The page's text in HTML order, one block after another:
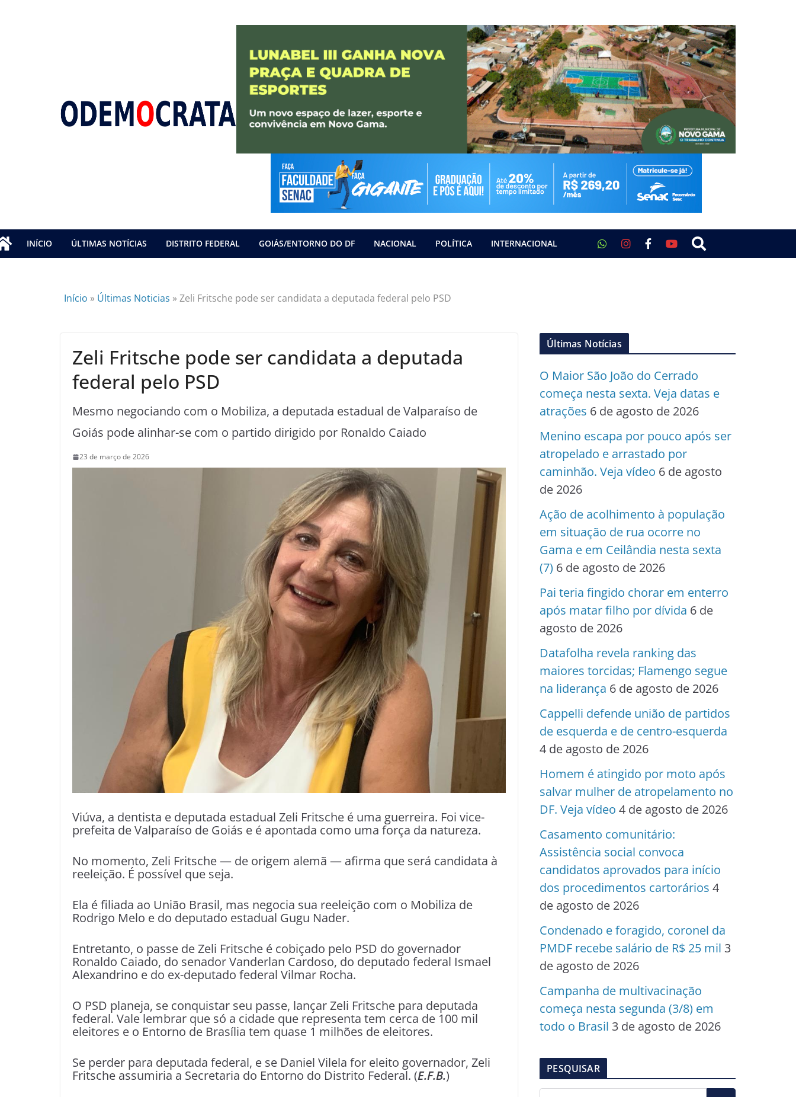
INÍCIO ÚLTIMAS NOTÍCIAS DISTRITO FEDERAL GOIÁS/ENTORNO DO DF NACIONAL POLÍTICA INTERNACIONAL
Início » Últimas Noticias »Zeli Fritsche pode ser candidata a deputada federal pelo PSD
Zeli Fritsche pode ser candidata a deputada
federal pelo PSD
Mesmo negociando com o Mobiliza, a deputada estadual de Valparaíso de
Goiás pode alinhar-se com o partido dirigido por Ronaldo Caiado
23 de março de 2026
Viúva, a dentista e deputada estadual Zeli Fritsche é uma guerreira. Foi vice-
prefeita de Valparaíso de Goiás e é apontada como uma força da natureza.
No momento, Zeli Fritsche — de origem alemã — afirma que será candidata à
reeleição. É possível que seja.
Ela é filiada ao União Brasil, mas negocia sua reeleição com o Mobiliza de
Rodrigo Melo e do deputado estadual Gugu Nader.
Entretanto, o passe de Zeli Fritsche é cobiçado pelo PSD do governador
Ronaldo Caiado, do senador Vanderlan Cardoso, do deputado federal Ismael
Alexandrino e do ex-deputado federal Vilmar Rocha.
O PSD planeja, se conquistar seu passe, lançar Zeli Fritsche para deputada
federal. Vale lembrar que só a cidade que representa tem cerca de 100 mil
eleitores e o Entorno de Brasília tem quase 1 milhões de eleitores.
Se perder para deputada federal, e se Daniel Vilela for eleito governador, Zeli
Fritsche assumiria a Secretaria do Entorno do Distrito Federal. (E.F.B.)
Últimas Notícias
O Maior São João do Cerrado
começa nesta sexta. Veja datas e
atrações 6 de agosto de 2026
Menino escapa por pouco após ser
atropelado e arrastado por
caminhão. Veja vídeo 6 de agosto
de 2026
Ação de acolhimento à população
em situação de rua ocorre no
Gama e em Ceilândia nesta sexta
(7) 6 de agosto de 2026
Pai teria fingido chorar em enterro
após matar filho por dívida 6 de
agosto de 2026
Datafolha revela ranking das
maiores torcidas; Flamengo segue
na liderança 6 de agosto de 2026
Cappelli defende união de partidos
de esquerda e de centro-esquerda
4 de agosto de 2026
Homem é atingido por moto após
salvar mulher de atropelamento no
DF. Veja vídeo 4 de agosto de 2026
Casamento comunitário:
Assistência social convoca
candidatos aprovados para início
dos procedimentos cartorários 4
de agosto de 2026
Condenado e foragido, coronel da
PMDF recebe salário de R$ 25 mil 3
de agosto de 2026
Campanha de multivacinação
começa nesta segunda (3/8) em
todo o Brasil 3 de agosto de 2026
PESQUISAR